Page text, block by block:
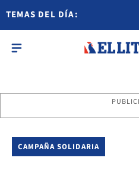
TEMAS DEL DÍA:
CAMPAÑA SOLIDARIA